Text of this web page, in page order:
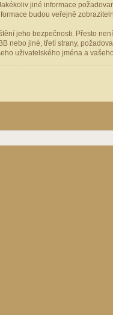
jiné informace
budou veřejně
jeho bezpečnosti. Přesto
nebo jiné, třetí strany,
uživatelského jména a